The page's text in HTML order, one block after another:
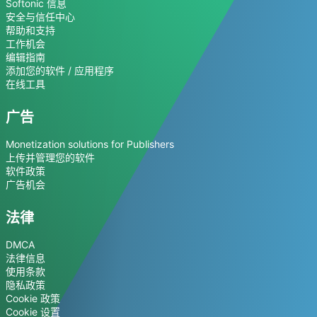
Softonic 信息
安全与信任中心
帮助和支持
工作机会
编辑指南
添加您的软件 / 应用程序
在线工具
广告
Monetization solutions for Publishers
上传并管理您的软件
软件政策
广告机会
法律
DMCA
法律信息
使用条款
隐私政策
Cookie 政策
Cookie 设置